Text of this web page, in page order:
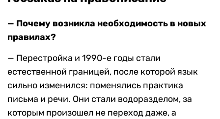
— Почему возникла необходимость в новых
правилах?
— Перестройка и 1990-е годы стали
естественной границей, после которой язык
сильно изменился: поменялись практика
письма и речи. Они стали водоразделом, за
которым произошел не переход даже, а